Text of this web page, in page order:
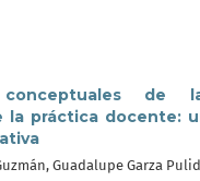
conceptuales de
la práctica docente:
Guadalupe Garza